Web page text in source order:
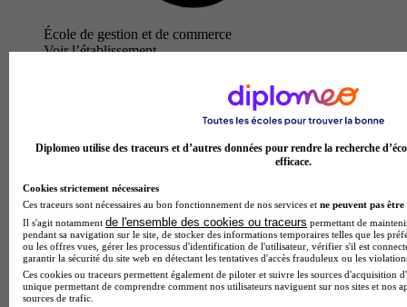
École de gestion et de commerce
Voir l’établissement
Diplomeo utilise des traceurs et d’autres données pour rendre la recherche
efficace.
Cookies strictement nécessaires
Ces traceurs sont nécessaires au bon fonctionnement de nos services et ne peuvent pas être
Il s'agit notamment de l'ensemble des cookies ou traceurs permettant de
pendant sa navigation sur le site, de stocker des informations temporaires telles que les
ou les offres vues, gérer les processus d'identification de l'utilisateur, vérifier s'il est
garantir la sécurité du site web en détectant les tentatives d'accès frauduleux ou les
Ces cookies ou traceurs permettent également de piloter et suivre les sources d'acquisition
unique permettant de comprendre comment nos utilisateurs naviguent sur nos sites et nos
sources de trafic.